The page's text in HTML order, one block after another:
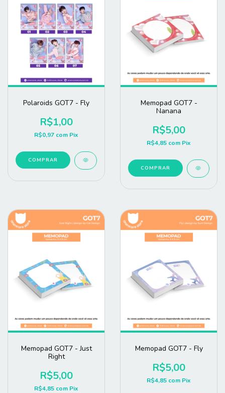
Polaroids GOT7 - Fly
R$1,00
R$0,97 com Pix
COMPRAR
Memopad GOT7 -
Nanana
R$5,00
R$4,85 com Pix
COMPRAR
Memopad GOT7 - Just
Right
R$5,00
R$4,85 com Pix
Memopad GOT7 - Fly
R$5,00
R$4,85 com Pix